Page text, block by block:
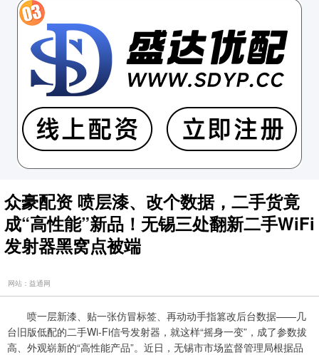
众豪配资 喷层漆、改个数据，二手货竟
成“高性能”新品！无锡三处翻新二手WiFi
发射器黑窝点被端
网站：益通网
喷一层新漆、贴一张仿冒标签、再动动手指篡改后台数据——几
台旧版低配的二手Wi-Fi信号发射器，就这样“摇身一变”，成了参数拔
高、外观崭新的“高性能产品”。近日，无锡市市场监督管理局根据品